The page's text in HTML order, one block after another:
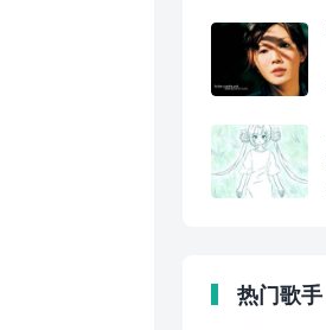
热门歌手